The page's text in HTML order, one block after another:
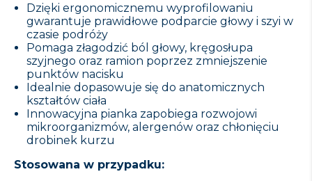
Dzięki ergonomicznemu wyprofilowaniu
gwarantuje prawidłowe podparcie głowy i szyi w
czasie podróży
Pomaga złagodzić ból głowy, kręgosłupa
szyjnego oraz ramion poprzez zmniejszenie
punktów nacisku
Idealnie dopasowuje się do anatomicznych
kształtów ciała
Innowacyjna pianka zapobiega rozwojowi
mikroorganizmów, alergenów oraz chłonięciu
drobinek kurzu
Stosowana w przypadku: